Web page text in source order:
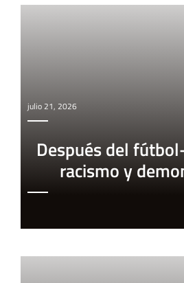
julio 21, 2026
Después del
racismo y